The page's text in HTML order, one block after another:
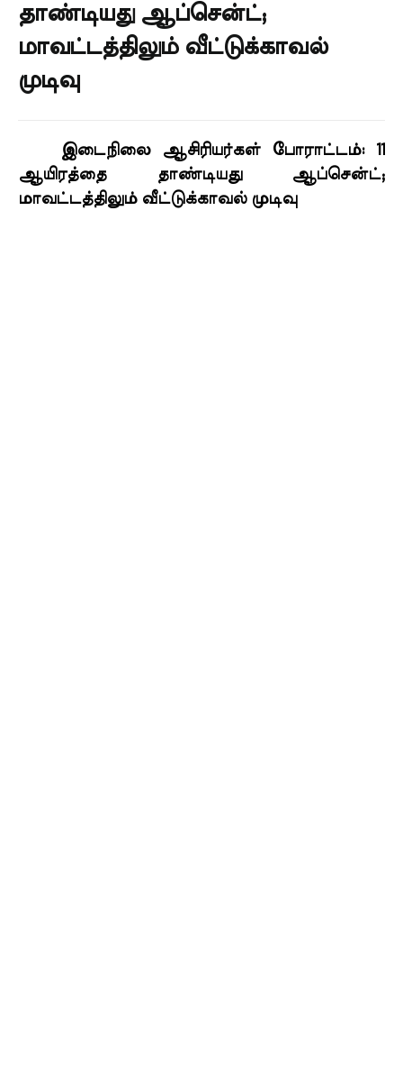
தாண்டியது ஆப்சென்ட்;
மாவட்டத்திலும் வீட்டுக்காவல்
முடிவு
இடைநிலை ஆசிரியர்கள் போராட்டம்: 11
ஆயிரத்தை தாண்டியது ஆப்சென்ட்;
மாவட்டத்திலும் வீட்டுக்காவல் முடிவு